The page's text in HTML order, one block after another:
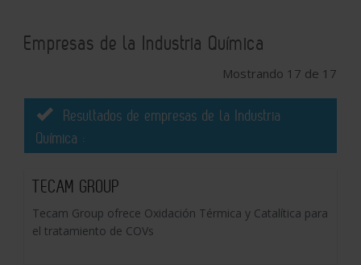
Empresas de la Industria Química
Mostrando 17 de 17
Resultados de empresas de la Industria
Química :
TECAM GROUP
Tecam Group ofrece Oxidación Térmica y Catalítica para
el tratamiento de COVs